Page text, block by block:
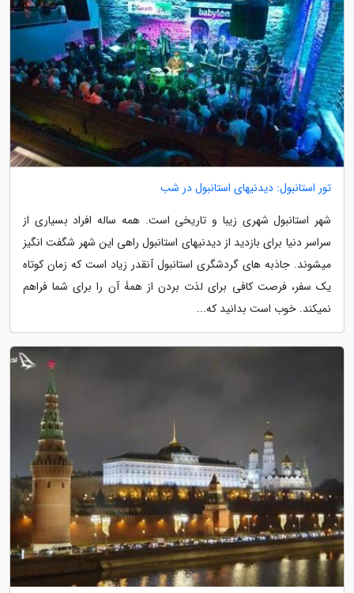
تور استانبول: دیدنیهای استانبول در شب
شهر استانبول شهری زیبا و تاریخی است. همه ساله افراد بسیاری از
سراسر دنیا برای بازدید از دیدنیهای استانبول راهی این شهر شگفت انگیز
میشوند. جاذبه های گردشگری استانبول آنقدر زیاد است که زمان کوتاه
یک سفر، فرصت کافی برای لذت بردن از همۀ آن را برای شما فراهم
نمیکند. خوب است بدانید که...